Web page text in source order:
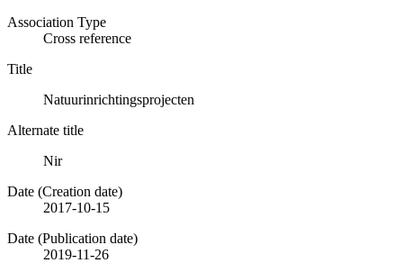
Association Type
Cross reference
Title
Natuurinrichtingsprojecten
Alternate title
Nir
Date (Creation date)
2017-10-15
Date (Publication date)
2019-11-26